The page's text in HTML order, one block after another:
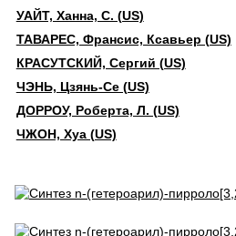
УАЙТ, Ханна, С. (US)
ТАВАРЕС, Франсис, Ксавьер (US)
КРАСУТСКИЙ, Сергий (US)
ЧЭНЬ, Цзянь-Се (US)
ДОРРОУ, Роберта, Л. (US)
ЧЖОН, Хуа (US)